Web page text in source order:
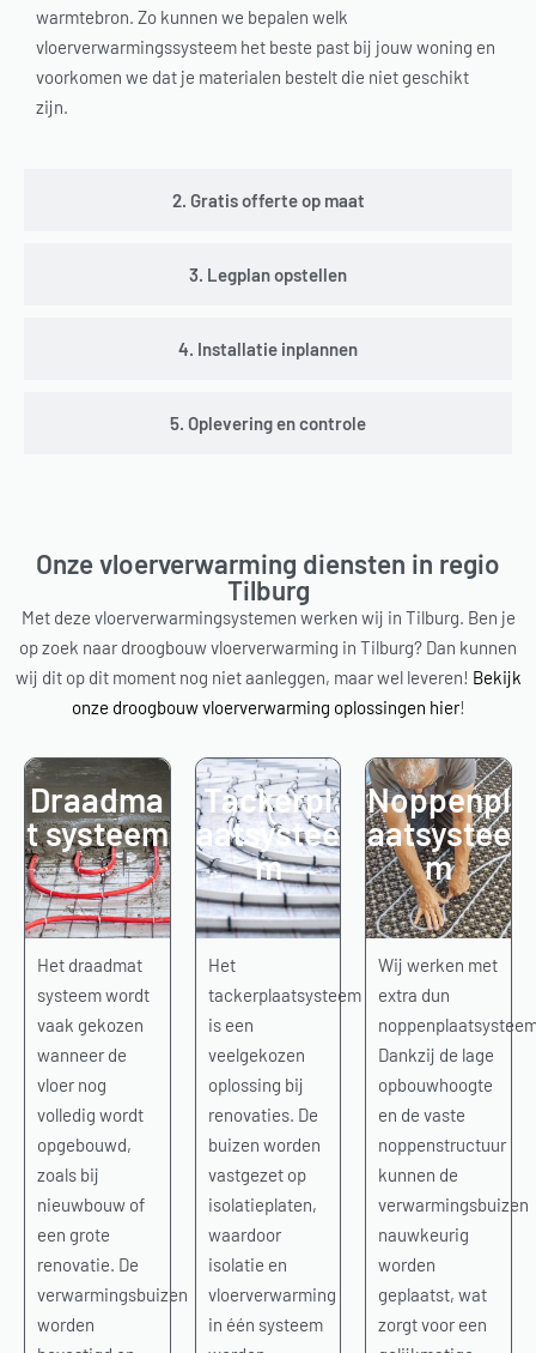
2. Gratis offerte op maat
3. Legplan opstellen
4. Installatie inplannen
5. Oplevering en controle
warmtebron. Zo kunnen we bepalen welk
vloerverwarmingssysteem het beste past bij jouw woning en
voorkomen we dat je materialen bestelt die niet geschikt
zijn.
Onze vloerverwarming diensten in regio
Tilburg
Met deze vloerverwarmingsystemen werken wij in Tilburg. Ben je
op zoek naar droogbouw vloerverwarming in Tilburg? Dan kunnen
wij dit op dit moment nog niet aanleggen, maar wel leveren! Bekijk
onze droogbouw vloerverwarming oplossingen hier!
Draadma
t systeem
Het draadmat
systeem wordt
vaak gekozen
wanneer de
vloer nog
volledig wordt
opgebouwd,
zoals bij
nieuwbouw of
een grote
renovatie. De
verwarmingsbuizen
worden
Tackerpl
aatsystee
m
Het
tackerplaatsysteem
is een
veelgekozen
oplossing bij
renovaties. De
buizen worden
vastgezet op
isolatieplaten,
waardoor
isolatie en
vloerverwarming
in één systeem
Noppenpl
aatsystee
m
Wij werken met
extra dun
Dankzij de lage
opbouwhoogte
en de vaste
noppenstructuur
kunnen de
verwarmingsbuizen
nauwkeurig
worden
geplaatst, wat
zorgt voor een